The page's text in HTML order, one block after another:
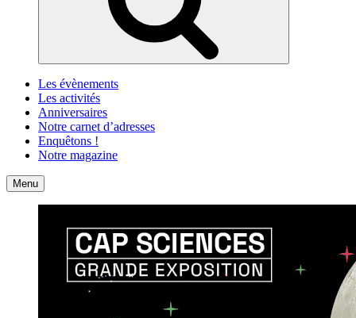
Les évènements
Les activités
Anniversaires
Notre carnet d’adresses
Enquêtons !
Notre magazine
Accueil
Menu Contact